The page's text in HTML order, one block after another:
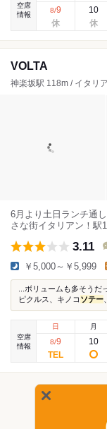
空席
情報
8/9 10
VOLTA
神楽坂駅 118m / イタリ
6月より土日ランチ通
さな街イタリアン！駅
3.11
￥5,000～￥5,999
...ボリュームも多そうだ
ピクルス、キノコ ソテー
空席
情報
日
8/9
月
10